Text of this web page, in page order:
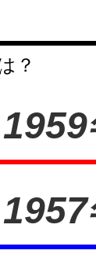
？
1959
1957